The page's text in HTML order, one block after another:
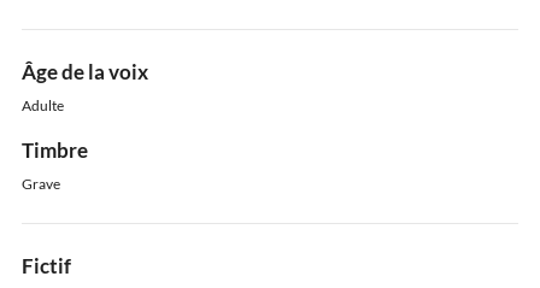
Âge de la voix
Adulte
Timbre
Grave
Fictif